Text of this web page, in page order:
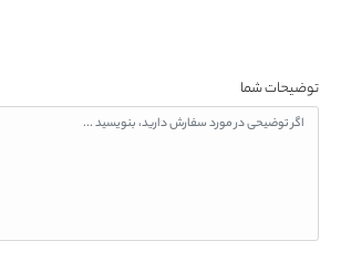
توضیحات شما